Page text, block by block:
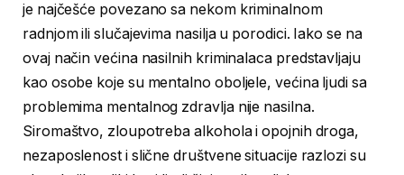
je najčešće povezano sa nekom kriminalnom
radnjom ili slučajevima nasilja u porodici. Iako se na
ovaj način većina nasilnih kriminalaca predstavljaju
kao osobe koje su mentalno oboljele, većina ljudi sa
problemima mentalnog zdravlja nije nasilna.
Siromaštvo, zloupotreba alkohola i opojnih droga,
nezaposlenost i slične društvene situacije razlozi su